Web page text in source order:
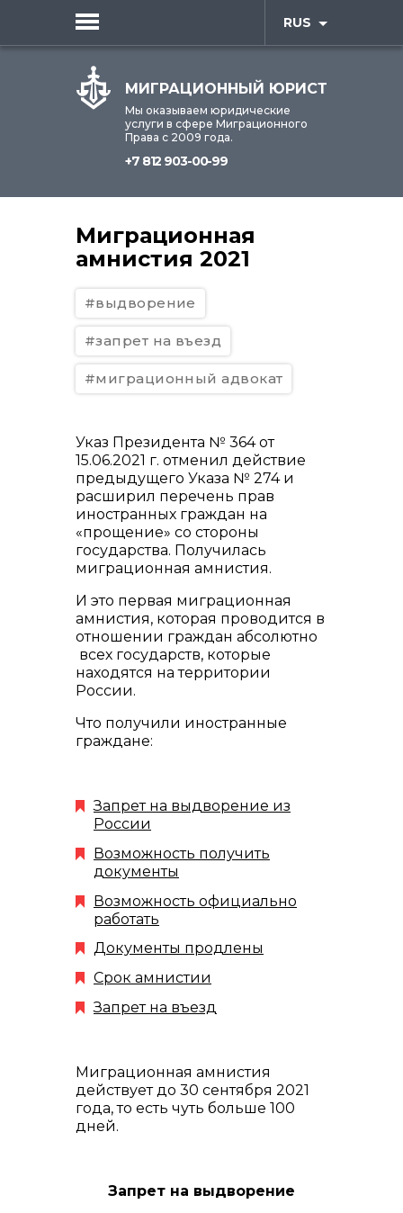
RUS
МИГРАЦИОННЫЙ ЮРИСТ
Мы оказываем юридические
услуги в сфере Миграционного
Права с 2009 года.
+7 812 903-00-99
Миграционная
амнистия 2021
#выдворение
#запрет на въезд
#миграционный адвокат
Указ Президента № 364 от
15.06.2021 г. отменил действие
предыдущего Указа № 274 и
расширил перечень прав
иностранных граждан на
«прощение» со стороны
государства. Получилась
миграционная амнистия.
И это первая миграционная
амнистия, которая проводится в
отношении граждан абсолютно
всех государств, которые
находятся на территории
России.
Что получили иностранные
граждане:
Запрет на выдворение из
России
Возможность получить
документы
Возможность официально
работать
Документы продлены
Срок амнистии
Запрет на въезд
Миграционная амнистия
действует до 30 сентября 2021
года, то есть чуть больше 100
дней.
Запрет на выдворение